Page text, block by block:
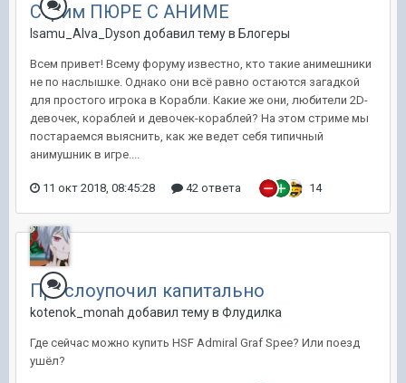
Стрим ПЮРЕ С АНИМЕ
Isamu_Alva_Dyson добавил тему в Блогеры
Всем привет! Всему форуму известно, кто такие анимешники
не по наслышке. Однако они всё равно остаются загадкой
для простого игрока в Корабли. Какие же они, любители 2D-
девочек, кораблей и девочек-кораблей? На этом стриме мы
постараемся выяснить, как же ведет себя типичный
анимушник в игре....
11 окт 2018, 08:45:28 42 ответа 14
Прослоупочил капитально
kotenok_monah добавил тему в Флудилка
Где сейчас можно купить HSF Admiral Graf Spee? Или поезд
ушёл?